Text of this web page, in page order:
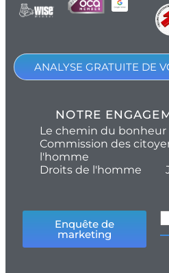
ANALYSE GRATUITE DE
NOTRE
Le chemin du bonheur
Commission des
l'homme
Droits de l'homme
Enquête de
marketing